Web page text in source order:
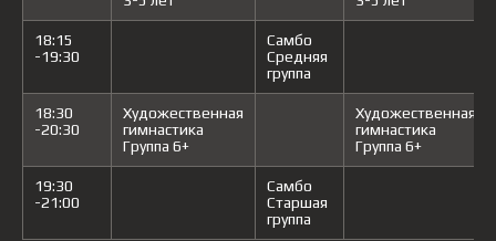
18:15
-19:30
Самбо
Средняя
группа
18:30
-20:30
Художественная
гимнастика
Группа 6+
Художественная
гимнастика
Группа 6+
19:30
-21:00
Самбо
Старшая
группа